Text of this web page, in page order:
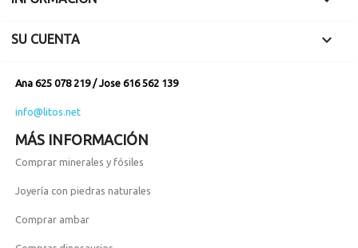
SU CUENTA 
Ana 625 078 219 / Jose 616 562 139
info@litos.net
MÁS INFORMACIÓN
Comprar minerales y fósiles
Joyería con piedras naturales
Comprar ambar